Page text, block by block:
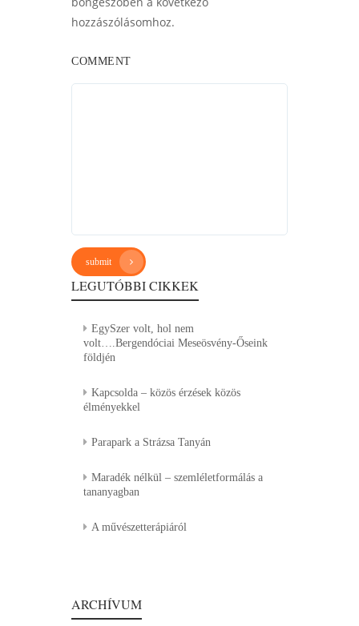
hozzászólásomhoz.
COMMENT
submit
LEGUTÓBBI CIKKEK
EgySzer volt, hol nem
volt….Bergendóciai Meseösvény-Őseink
földjén
Kapcsolda – közös érzések közös
élményekkel
Parapark a Strázsa Tanyán
Maradék nélkül – szemléletformálás a
tananyagban
A művészetterápiáról
ARCHÍVUM